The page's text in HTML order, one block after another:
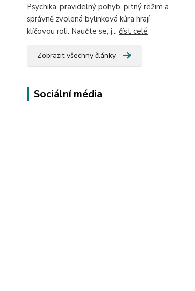
Psychika, pravidelný pohyb, pitný režim a
správně zvolená bylinková kúra hrají
klíčovou roli. Naučte se, j... číst celé
Zobrazit všechny články
Sociální média